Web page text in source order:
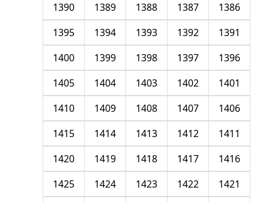
1386
1387
1388
1389
1390
1391
1392
1393
1394
1395
1396
1397
1398
1399
1400
1401
1402
1403
1404
1405
1406
1407
1408
1409
1410
1411
1412
1413
1414
1415
1416
1417
1418
1419
1420
1421
1422
1423
1424
1425